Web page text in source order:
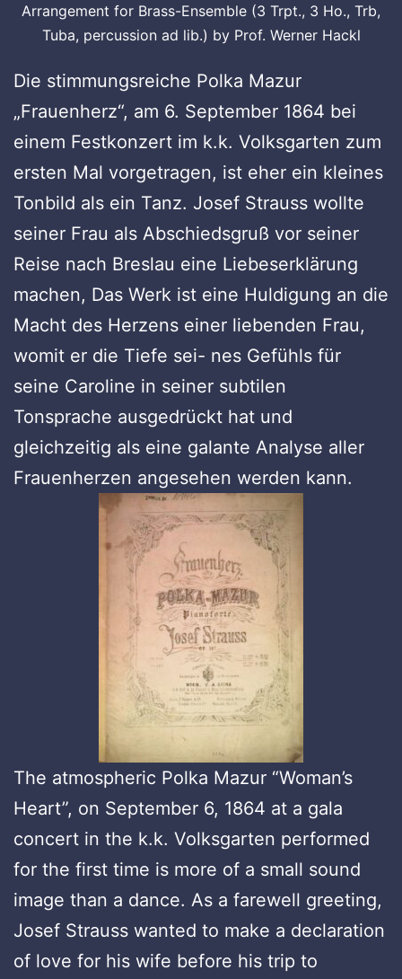
Arrangement for Brass-Ensemble (3 Trpt., 3 Ho., Trb,
Tuba, percussion ad lib.) by Prof. Werner Hackl
Die stimmungsreiche Polka Mazur
„Frauenherz“, am 6. September 1864 bei
einem Festkonzert im k.k. Volksgarten zum
ersten Mal vorgetragen, ist eher ein kleines
Tonbild als ein Tanz. Josef Strauss wollte
seiner Frau als Abschiedsgruß vor seiner
Reise nach Breslau eine Liebeserklärung
machen, Das Werk ist eine Huldigung an die
Macht des Herzens einer liebenden Frau,
womit er die Tiefe sei- nes Gefühls für
seine Caroline in seiner subtilen
Tonsprache ausgedrückt hat und
gleichzeitig als eine galante Analyse aller
Frauenherzen angesehen werden kann.
The atmospheric Polka Mazur “Woman’s
Heart”, on September 6, 1864 at a gala
concert in the k.k. Volksgarten performed
for the first time is more of a small sound
image than a dance. As a farewell greeting,
Josef Strauss wanted to make a declaration
of love for his wife before his trip to